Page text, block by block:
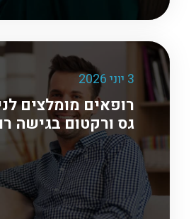
3 יוני 2026
רופאים מומלצים
גס ורקטום בגישה